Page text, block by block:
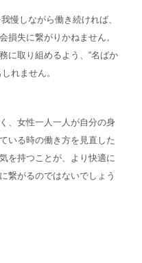
慢しながら働き続ければ、
損失に繋がりかねません。
に取り組めるよう、“名ばか
れません。
、女性一人一人が自分の身
いる時の働き方を見直した
を持つことが、より快適に
繋がるのではないでしょう